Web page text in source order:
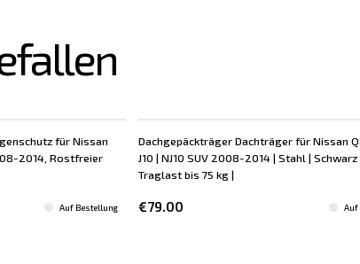
für Nissan
2014, Rostfreier
Auf Bestellung
Dachgepäckträger Dachträger für Nissan
J10 | NJ10 SUV 2008-2014 | Stahl | Schwarz
Traglast bis 75 kg |
€79.00 Auf